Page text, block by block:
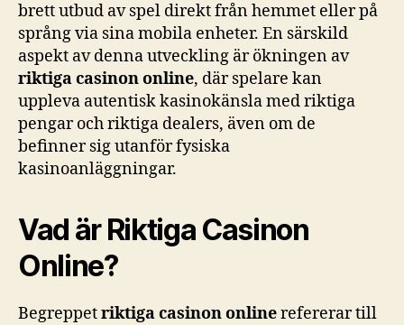
brett utbud av spel direkt från hemmet eller på
språng via sina mobila enheter. En särskild
aspekt av denna utveckling är ökningen av
riktiga casinon online, där spelare kan
uppleva autentisk kasinokänsla med riktiga
pengar och riktiga dealers, även om de
befinner sig utanför fysiska
kasinoanläggningar.
Vad är Riktiga Casinon
Online?
Begreppetriktiga casinon onlinerefererar till